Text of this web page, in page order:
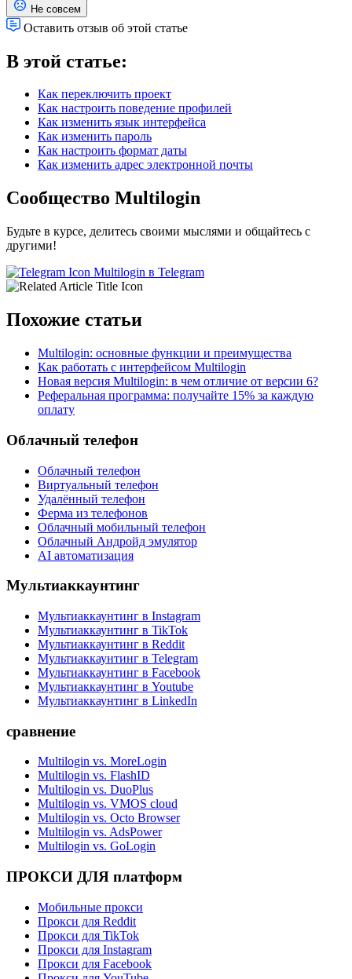
Не совсем
Оставить отзыв об этой статье
В этой статье:
Как переключить проект
Как настроить поведение профилей
Как изменить язык интерфейса
Как изменить пароль
Как настроить формат даты
Как изменить адрес электронной почты
Сообщество Multilogin
Будьте в курсе, делитесь своими мыслями и общайтесь с
другими!
Multilogin в Telegram
Похожие статьи
Multilogin: основные функции и преимущества
Как работать с интерфейсом Multilogin
Новая версия Multilogin: в чем отличие от версии 6?
Реферальная программа: получайте 15% за каждую
оплату
Облачный телефон
Облачный телефон
Виртуальный телефон
Удалённый телефон
Ферма из телефонов
Облачный мобильный телефон
Облачный Андройд эмулятор
AI автоматизация
Мультиаккаунтинг
Мультиаккаунтинг в Instagram
Мультиаккаунтинг в TikTok
Мультиаккаунтинг в Reddit
Мультиаккаунтинг в Telegram
Мультиаккаунтинг в Facebook
Мультиаккаунтинг в Youtube
Мультиаккаунтинг в LinkedIn
сравнение
Multilogin vs. MoreLogin
Multilogin vs. FlashID
Multilogin vs. DuoPlus
Multilogin vs. VMOS cloud
Multilogin vs. Octo Browser
Multilogin vs. AdsPower
Multilogin vs. GoLogin
ПРОКСИ ДЛЯ платформ
Мобильные прокси
Прокси для Reddit
Прокси для TikTok
Прокси для Instagram
Прокси для Facebook